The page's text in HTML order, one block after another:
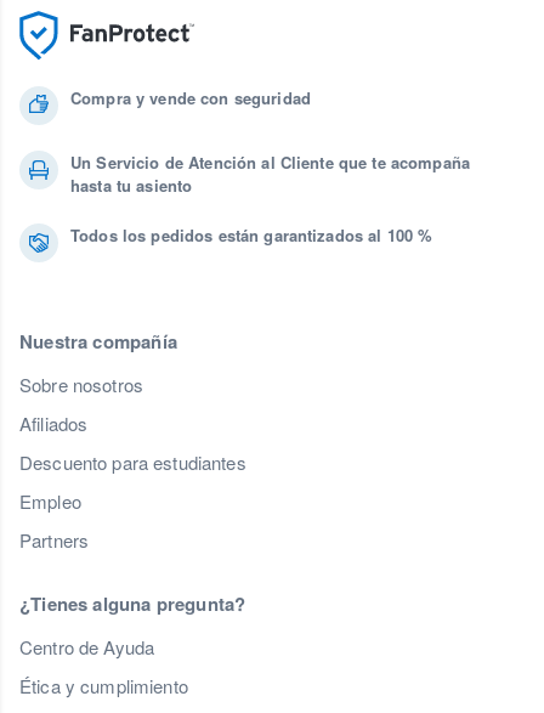
Compra y vende con seguridad
Un Servicio de Atención al Cliente que te acompaña
hasta tu asiento
Todos los pedidos están garantizados al 100 %
Nuestra compañía
Sobre nosotros
Afiliados
Descuento para estudiantes
Empleo
Partners
¿Tienes alguna pregunta?
Centro de Ayuda
Ética y cumplimiento